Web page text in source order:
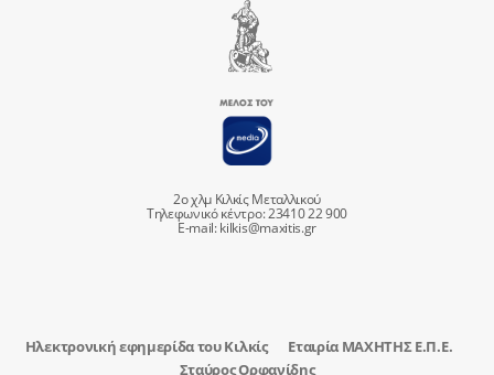
2ο χλμ Κιλκίς Μεταλλικού
Τηλεφωνικό κέντρο: 23410 22 900
E-mail:kilkis@maxitis.gr
Ηλεκτρονική εφημερίδα του Κιλκίς
Εταιρία ΜΑΧΗΤΗΣ Ε.Π.Ε.
Σταύρος Ορφανίδης